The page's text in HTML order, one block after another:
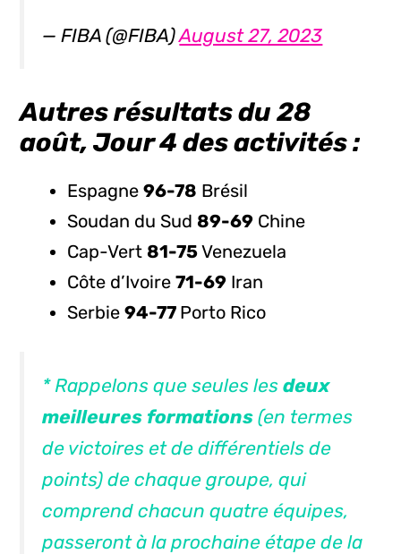
— FIBA (@FIBA)August 27, 2023
Autres résultats du 28
août, Jour 4 des activités :
Espagne96-78 Brésil
Soudan du Sud 89-69 Chine
Cap-Vert 81-75Venezuela
Côte d’Ivoire71-69 Iran
Serbie94-77 Porto Rico
* Rappelons que seules lesdeux
meilleures formations (en termes
de victoires et de différentiels de
points) de chaque groupe, qui
comprend chacun quatre équipes,
passeront à la prochaine étape de la